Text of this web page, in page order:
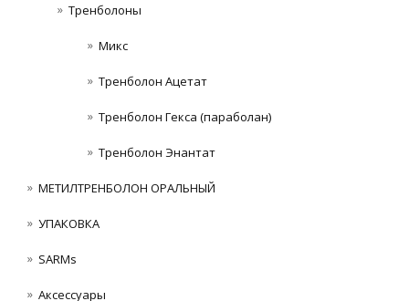
Тренболоны
Микс
Тренболон Ацетат
Тренболон Гекса (параболан)
Тренболон Энантат
МЕТИЛТРЕНБОЛОН ОРАЛЬНЫЙ
УПАКОВКА
SARMs
Аксессуары